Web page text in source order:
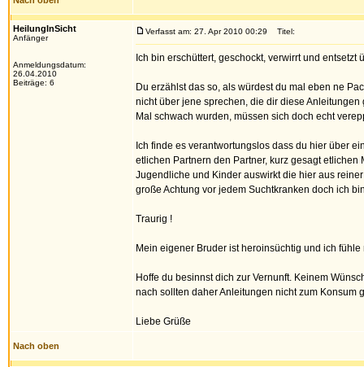
HeilungInSicht
Anfänger
Anmeldungsdatum:
26.04.2010
Beiträge: 6
Verfasst am: 27. Apr 2010 00:29 Titel:
Ich bin erschüttert, geschockt, verwirrt und
Du erzählst das so, als würdest du mal eben ne
nicht über jene sprechen, die dir diese
Mal schwach wurden, müssen sich doch echt
Ich finde es verantwortungslos dass du hier über
etlichen Partnern den Partner, kurz gesagt
Jugendliche und Kinder auswirkt die hier aus
große Achtung vor jedem Suchtkranken doch ich
Traurig !
Mein eigener Bruder ist heroinsüchtig und ich
Hoffe du besinnst dich zur Vernunft. Keinem
nach sollten daher Anleitungen nicht zum Konsum
Liebe Grüße
Nach oben